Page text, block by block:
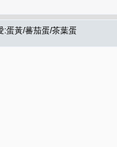
:蛋黃/蕃茄蛋/茶葉蛋